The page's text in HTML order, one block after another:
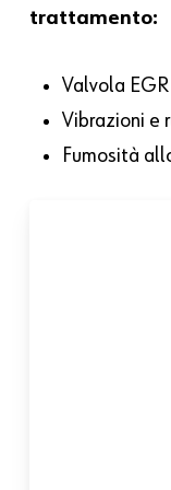
trattamento:
Valvola
Vibrazioni e
Fumosità